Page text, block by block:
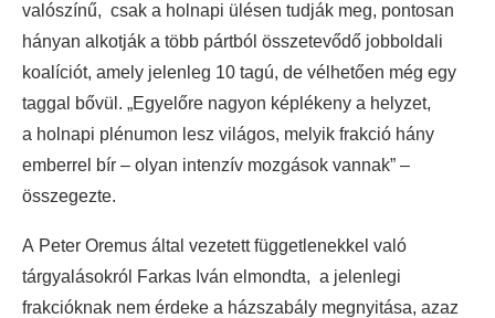
valószínű, csak a holnapi ülésen tudják meg, pontosan
hányan alkotják a több pártból összetevődő jobboldali
koalíciót, amely jelenleg 10 tagú, de vélhetően még egy
taggal bővül. „Egyelőre nagyon képlékeny a helyzet,
a holnapi plénumon lesz világos, melyik frakció hány
emberrel bír – olyan intenzív mozgások vannak” –
összegezte.
A Peter Oremus által vezetett függetlenekkel való
tárgyalásokról Farkas Iván elmondta, a jelenlegi
frakcióknak nem érdeke a házszabály megnyitása, azaz